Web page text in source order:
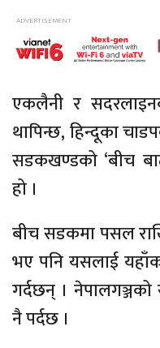
एकलैनी र
थापिन्छ, हिन्दूका
सडकखण्डको ‘बीच
हो ।
बीच सडकमा पसल
भए पनि यसलाई
गर्दछन् ।
नै पर्दछ ।